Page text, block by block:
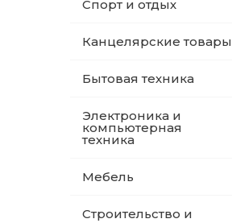
Спорт и отдых
Канцелярские товары
Бытовая техника
Электроника и
компьютерная
техника
Мебель
Строительство и